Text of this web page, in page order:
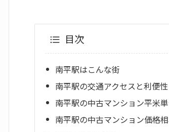
目次
南平駅はこんな街
南平駅の交通アクセスと利便性
南平駅の中古マンション平米
南平駅の中古マンション価格